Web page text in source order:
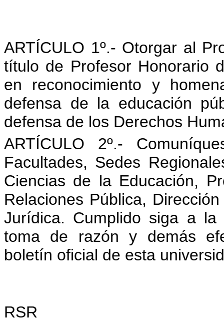
ARTÍCULO 1º.- Otorgar al
título de Profesor Honorario
en reconocimiento y
defensa de la educación
defensa de los Derechos
ARTÍCULO 2º.-
Facultades, Sedes
Ciencias de la Educación,
Relaciones Pública,
Jurídica. Cumplido siga a
toma de razón y demás
boletín oficial de esta
RSR